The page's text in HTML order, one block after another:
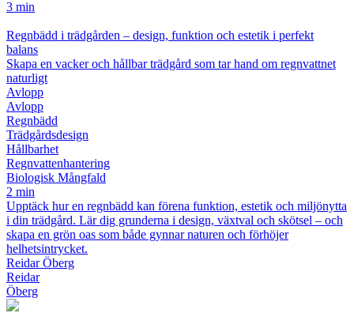
3 min
Regnbädd i trädgården – design, funktion och estetik i perfekt
balans
Skapa en vacker och hållbar trädgård som tar hand om regnvattnet
naturligt
Avlopp
Avlopp
Regnbädd
Trädgårdsdesign
Hållbarhet
Regnvattenhantering
Biologisk Mångfald
2 min
Upptäck hur en regnbädd kan förena funktion, estetik och miljönytta
i din trädgård. Lär dig grunderna i design, växtval och skötsel – och
skapa en grön oas som både gynnar naturen och förhöjer
helhetsintrycket.
Reidar Öberg
Reidar
Öberg